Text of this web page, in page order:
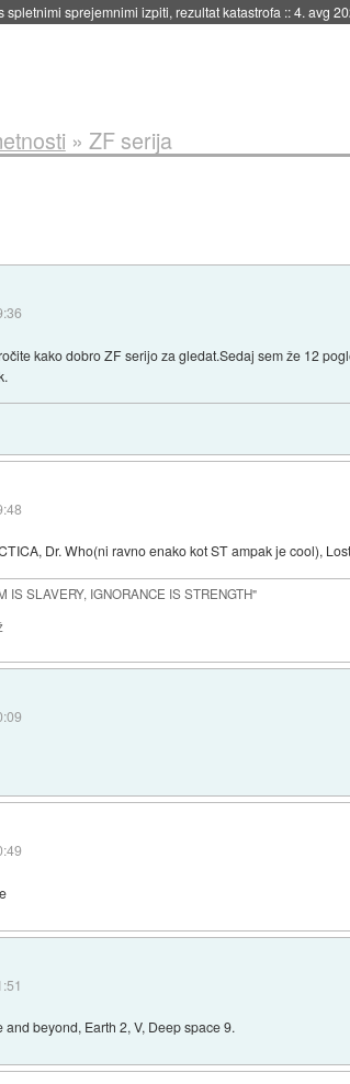
svojo raketo za večkratno uporabo::4. avg 2026 ob
» ZF serija
kako dobro ZF serijo za gledat.Sedaj sem že 12
Dr. Who(ni ravno enako kot ST ampak je cool),
IS SLAVERY, IGNORANCE IS STRENGTH"
beyond, Earth 2, V, Deep space 9.